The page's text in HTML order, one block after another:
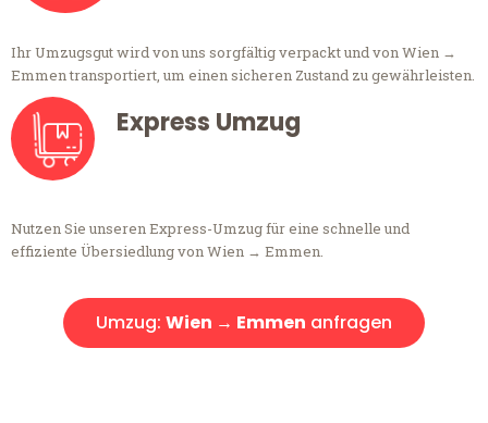
Ihr Umzugsgut wird von uns sorgfältig verpackt und von Wien →
Emmen transportiert, um einen sicheren Zustand zu gewährleisten.
Express Umzug
Nutzen Sie unseren Express-Umzug für eine schnelle und
effiziente Übersiedlung von Wien → Emmen.
Umzug: Wien → Emmen anfragen